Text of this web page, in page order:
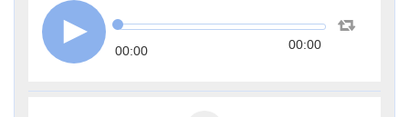
00:00 00:00